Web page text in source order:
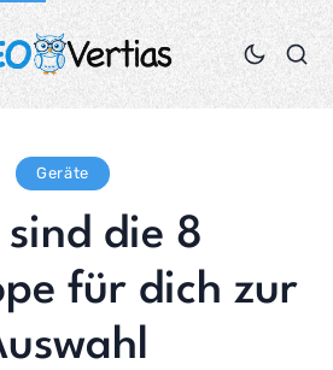
Geräte
sind die 8
für dich zur